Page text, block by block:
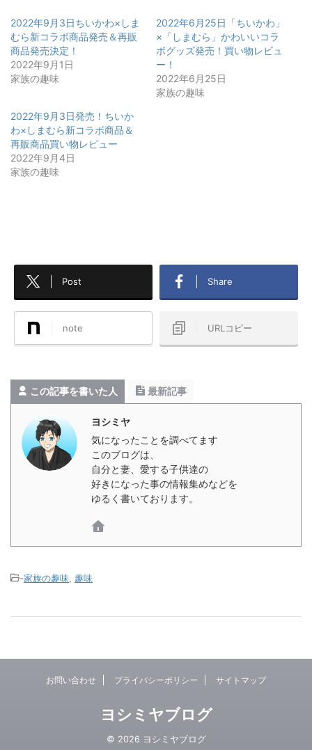
2022年9月3日ちいかわ×しま
むら新コラボ商品発売＆再販
商品発売決定！
2022年9月1日
家族の趣味
2022年6月25日「ちいかわ」
×「しまむら」かわいいコラ
ボグッズ発売！買い物レビュ
ー！
2022年6月25日
家族の趣味
2022年9月3日発売！ちいか
わ×しまむら新コラボ商品＆
再販商品買い物レビュー
2022年9月4日
家族の趣味
Post Share
note URLコピー
この記事を書いた人 最新記事
ヨシミヤ
気になったことを調べてます
このブログは、
自分と妻、愛する子供達の
好きになった事の情報集めなどを
ゆるく書いております。
-家族の趣味 趣味
お問い合わせ プライバシーポリシー サイトマップ
ヨシミヤブログ
© 2026 ヨシミヤブログ